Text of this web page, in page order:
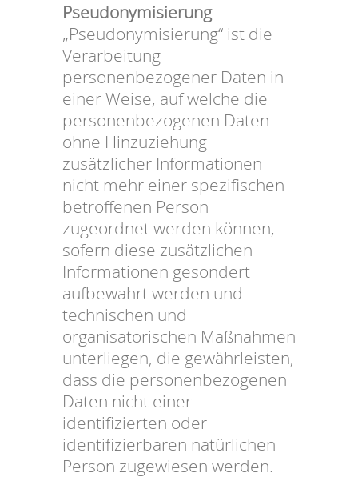
Pseudonymisierung
„Pseudonymisierung“ ist die
Verarbeitung
personenbezogener Daten in
einer Weise, auf welche die
personenbezogenen Daten
ohne Hinzuziehung
zusätzlicher Informationen
nicht mehr einer spezifischen
betroffenen Person
zugeordnet werden können,
sofern diese zusätzlichen
Informationen gesondert
aufbewahrt werden und
technischen und
organisatorischen Maßnahmen
unterliegen, die gewährleisten,
dass die personenbezogenen
Daten nicht einer
identifizierten oder
identifizierbaren natürlichen
Person zugewiesen werden.